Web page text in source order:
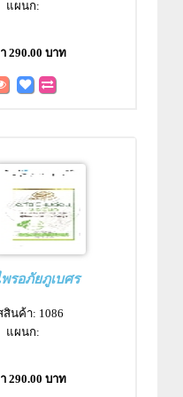
แผนก:
290.00 บาท
รอภัยภูเบศร
สินค้า: 1086
แผนก:
290.00 บาท